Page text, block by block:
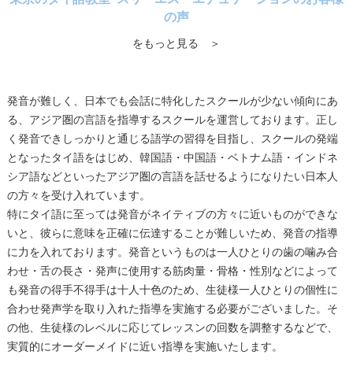
の声
をもっと見る ＞
発音が難しく、日本でも会話に特化したスクールが少ない傾向にあ
る、アジア圏の言語を指導するスクールを運営しております。正し
く発音できしっかりと通じる語学の習得を目指し、スクールの発端
となったタイ語をはじめ、韓国語・中国語・ベトナム語・インドネ
シア語などといったアジア圏の言語を話せるようになりたい日本人
の方々を受け入れています。
特にタイ語に至っては発音がネイティブの方々に近いものができな
いと、彼らに意味を正確に伝達することが難しいため、発音の指導
に力を入れております。発音というものは一人ひとりの歯の噛み合
わせ・舌の長さ・発声に使用する筋肉量・骨格・性別などによって
も発音の得手不得手は十人十色のため、生徒様一人ひとりの個性に
合わせ発声学を取り入れた指導を実施する必要がございました。そ
の他、生徒様のレベルに応じてレッスンの回数を調整するなどで、
実質的にオーダーメイドに近い指導を実施いたします。